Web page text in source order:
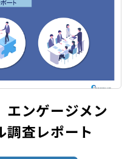
ンゲージメン
調査レポート